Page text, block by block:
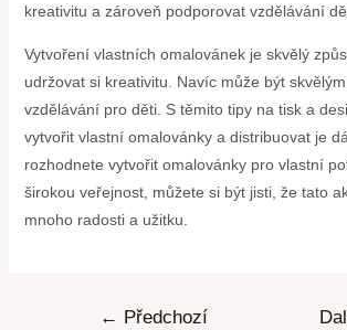
kreativitu a zároveň podporovat vzdělávání
Vytvoření vlastních omalovánek je skvělý
udržovat si kreativitu. Navíc může být
vzdělávání pro děti. S těmito tipy na tisk a
vytvořit vlastní omalovánky a distribuovat je
rozhodnete vytvořit omalovánky pro vlastní
širokou veřejnost, můžete si být jisti, že tato
mnoho radosti a užitku.
← Předchozí